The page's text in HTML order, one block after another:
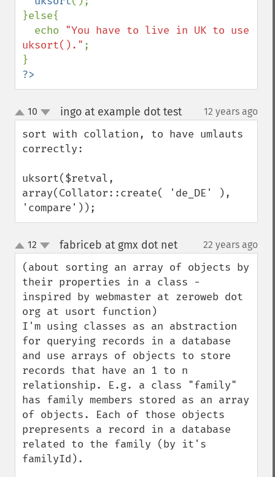
}else{
  echo
"You have to live in UK to use
uksort()." ;
?>
up
down
10 ingo at example dot test¶ 12 years ago
sort with collation, to have umlauts
correctly:
uksort($retval,
array(Collator::create( 'de_DE' ),
'compare'));
up
down
12 fabriceb at gmx dot net¶ 22 years ago
(about sorting an array of objects by
their properties in a class -
inspired by webmaster at zeroweb dot
org at usort function)
I'm using classes as an abstraction
for querying records in a database
and use arrays of objects to store
records that have an 1 to n
relationship. E.g. a class "family"
has family members stored as an array
of objects. Each of those objects
prepresents a record in a database
related to the family (by it's
familyId).